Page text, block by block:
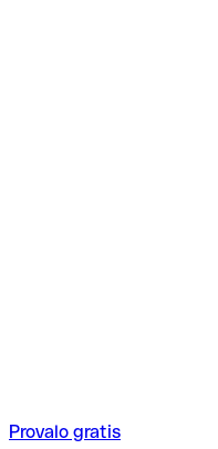
Provalo gratis